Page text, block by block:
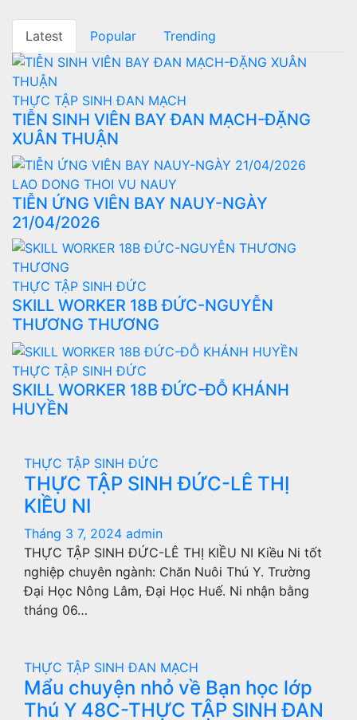
Latest Popular Trending
THỰC TẬP SINH ĐAN MẠCH
TIỄN SINH VIÊN BAY ĐAN MẠCH-ĐẶNG
XUÂN THUẬN
LAO DONG THOI VU NAUY
TIỄN ỨNG VIÊN BAY NAUY-NGÀY
21/04/2026
THỰC TẬP SINH ĐỨC
SKILL WORKER 18B ĐỨC-NGUYỄN
THƯƠNG THƯƠNG
THỰC TẬP SINH ĐỨC
SKILL WORKER 18B ĐỨC-ĐỖ KHÁNH
HUYỀN
THỰC TẬP SINH ĐỨC
THỰC TẬP SINH ĐỨC-LÊ THỊ
KIỀU NI
Tháng 3 7, 2024 admin
THỰC TẬP SINH ĐỨC-LÊ THỊ KIỀU NI Kiều Ni tốt
nghiệp chuyên ngành: Chăn Nuôi Thú Y. Trường
Đại Học Nông Lâm, Đại Học Huế. Ni nhận bằng
tháng 06…
THỰC TẬP SINH ĐAN MẠCH
Mẩu chuyện nhỏ về Bạn học lớp
Thú Y 48C-THỰC TẬP SINH ĐAN